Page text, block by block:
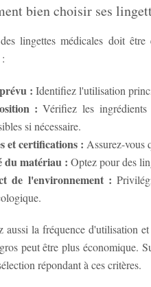
bien choisir ses
lingettes médicales doit
: Identifiez l'utilisation
:
si nécessaire.
et certifications : Assurez-vous
du matériau : Optez pour des
de l'environnement :
aussi la fréquence d'utilisation
peut être plus économique.
répondant à ces critères.